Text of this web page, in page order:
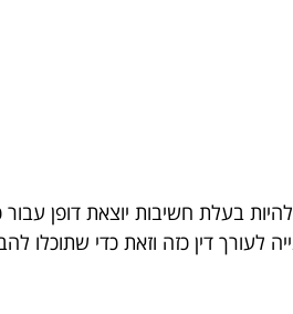
להיות בעלת חשיבות יוצאת